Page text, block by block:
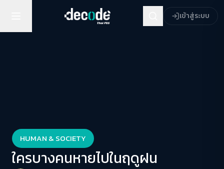
เข้าสู่ระบบ
HUMAN & SOCIETY
ใครบางคนหายไปในฤดูฝน